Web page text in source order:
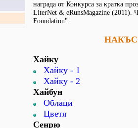
награда от Конкурса за кратка
LiterNet & eRunsMagazine (2011).
Foundation".
Хайку
Хайку - 1
Хайку - 2
Хайбун
Облаци
Цветя
Сенрю